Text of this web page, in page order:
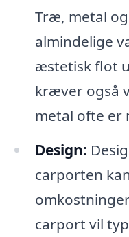
Træ, metal
almindelige
æstetisk flot
kræver også
metal ofte er
Design:
carporten
carport vil